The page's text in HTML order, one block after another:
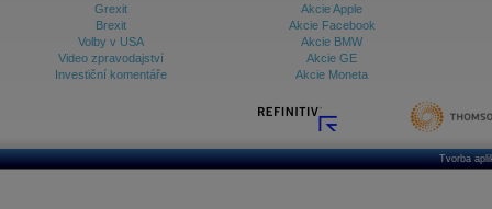
Grexit
Brexit
Volby v USA
Video zpravodajství
Investiční komentáře
Akcie Apple
Akcie Facebook
Akcie BMW
Akcie GE
Akcie Moneta
Tvorba